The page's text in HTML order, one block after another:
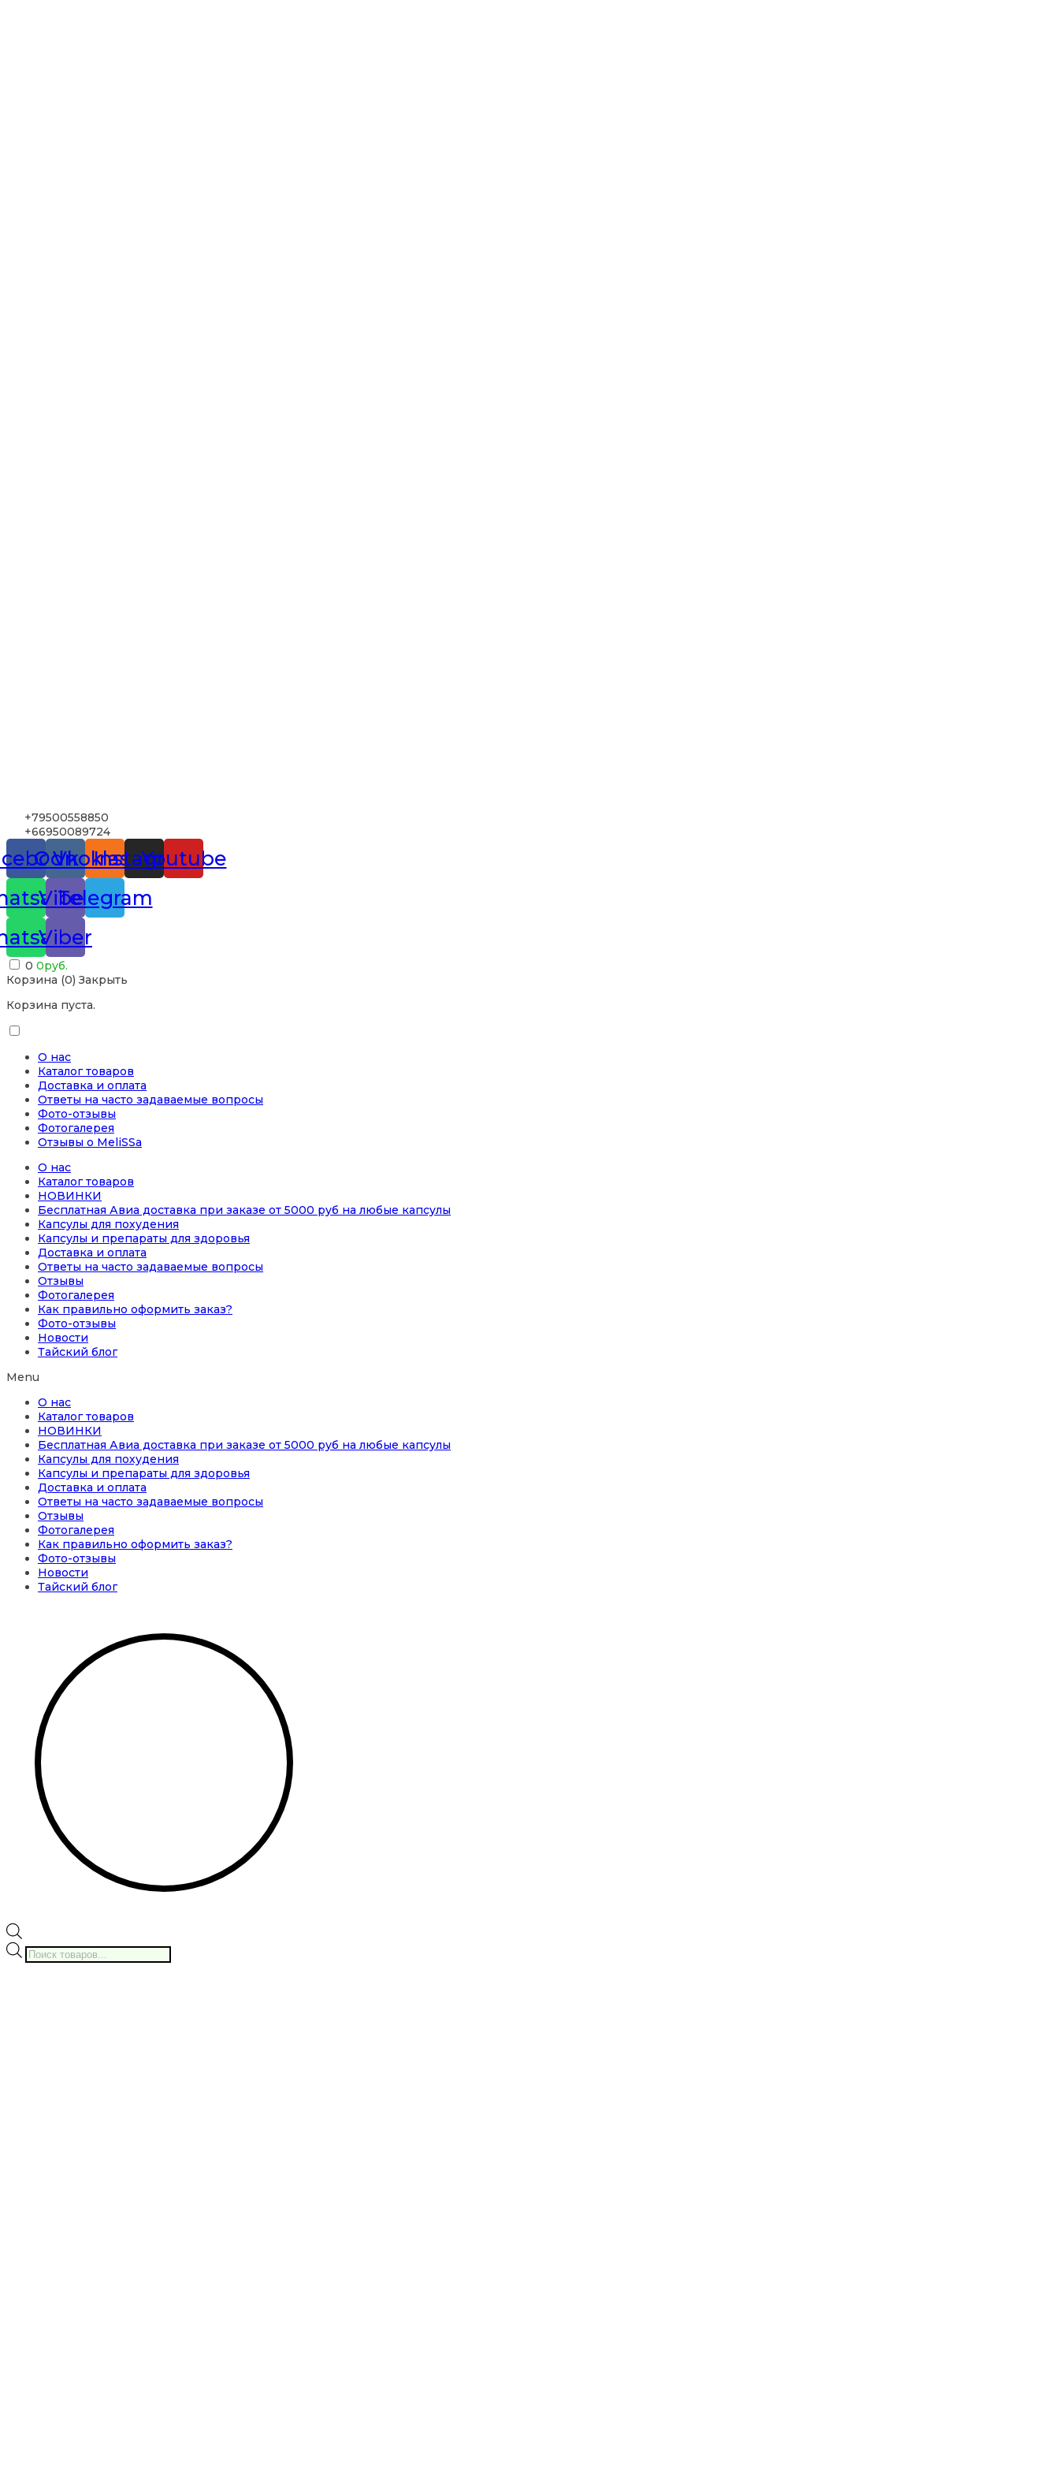
+79500558850
+66950089724
Vk
Odnoklassniki
Instagram
Youtube
Viber
Telegram
Viber
0 0руб.
Корзина (0) Закрыть
Корзина пуста.
О нас
Каталог товаров
Доставка и оплата
Ответы на часто задаваемые вопросы
Фото-отзывы
Фотогалерея
Отзывы о MeliSSa
О нас
Каталог товаров
НОВИНКИ
Бесплатная Авиа доставка при заказе от 5000 руб на любые капсулы
Капсулы для похудения
Капсулы и препараты для здоровья
Доставка и оплата
Ответы на часто задаваемые вопросы
Отзывы
Фотогалерея
Как правильно оформить заказ?
Фото-отзывы
Новости
Тайский блог
Menu
О нас
Каталог товаров
НОВИНКИ
Бесплатная Авиа доставка при заказе от 5000 руб на любые капсулы
Капсулы для похудения
Капсулы и препараты для здоровья
Доставка и оплата
Ответы на часто задаваемые вопросы
Отзывы
Фотогалерея
Как правильно оформить заказ?
Фото-отзывы
Новости
Тайский блог
Поиск
товаров